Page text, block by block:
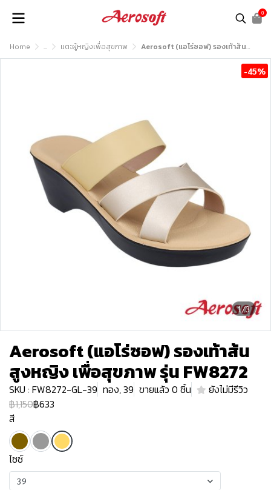
0
Home ... แตะผู้หญิงเพื่อสุขภาพ Aerosoft (แอโร่ซอฟ) รองเท้าส้นสูงหญิง เพื่อสุขภาพ รุ่น FW8272
1/3
-45%
Aerosoft (แอโร่ซอฟ) รองเท้าส้น
สูงหญิง เพื่อสุขภาพ รุ่น FW8272
SKU : FW8272-GL-39 ทอง, 39 ขายแล้ว 0 ชิ้น
ยังไม่มีรีวิว
฿1,150฿633
สี
ไซซ์
39